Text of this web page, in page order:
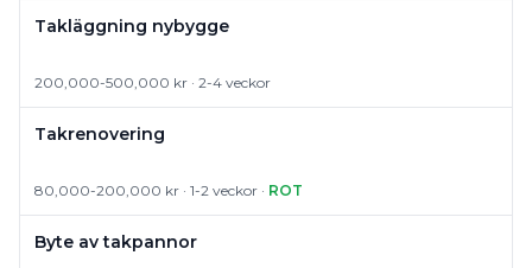
Takläggning nybygge
200,000-500,000 kr · 2-4 veckor
Takrenovering
80,000-200,000 kr · 1-2 veckor · ROT
Byte av takpannor